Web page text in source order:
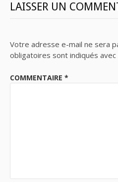
LAISSER UN
Votre adresse e-mail ne sera
obligatoires sont indiqués avec
COMMENTAIRE *